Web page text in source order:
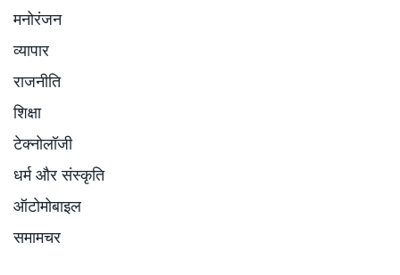
मनोरंजन
व्यापार
राजनीति
शिक्षा
टेक्नोलॉजी
धर्म और संस्कृति
ऑटोमोबाइल
समामचर